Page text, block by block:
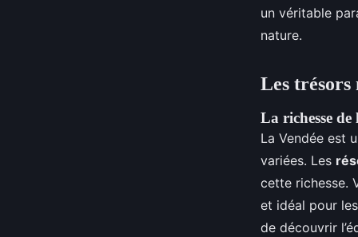
un véritable
nature.
Les
La richesse
La Vendée est
variées. Les
cette richesse.
et idéal pour
de découvrir